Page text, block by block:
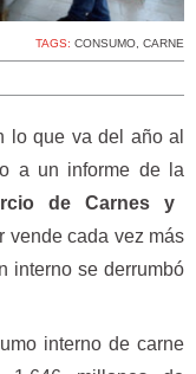
TAGS: CONSUMO, CARNE
lo que va del año al
a un informe de la
de Carnes y
vende cada vez más
interno se derrumbó
interno de carne